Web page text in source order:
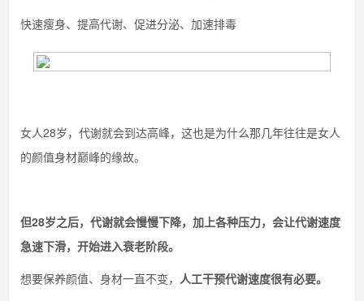
快速瘦身、提高代谢、促进分泌、加速排毒
女人28岁，代谢就会到达高峰，这也是为什么那几年往往是女人
的颜值身材巅峰的缘故。
但28岁之后，代谢就会慢慢下降，加上各种压力，会让代谢速度
急速下滑，开始进入衰老阶段。
想要保养颜值、身材一直不变， 人工干预代谢速度很有必要。